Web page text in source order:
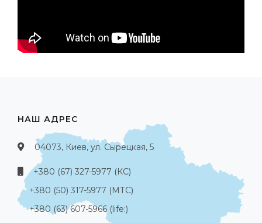
НАШ АДРЕС
04073, Киев, ул. Сырецкая, 5
+380 (67) 327-5977 (КС)
+380 (50) 317-5977 (МТС)
+380 (63) 607-5966 (life:)